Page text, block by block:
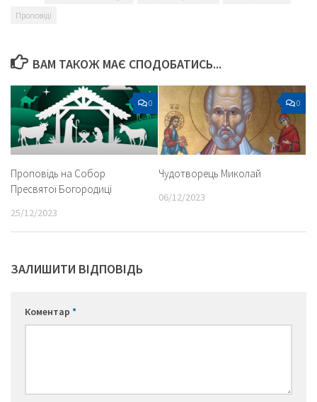
Проповіді
ВАМ ТАКОЖ МАЄ СПОДОБАТИСЬ...
0
Проповідь на Собор
Пресвятої Богородиці
25/12/2023
0
Чудотворець Миколай
06/12/2023
ЗАЛИШИТИ ВІДПОВІДЬ
Коментар *